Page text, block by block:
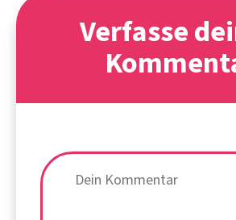
Verfasse